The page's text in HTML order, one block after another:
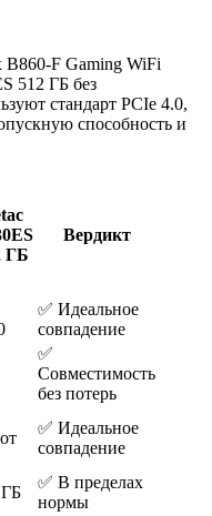
B860-F Gaming WiFi
512 ГБ без
стандарт PCIe 4.0,
способность и
ГБ
Вердикт
✅ Идеальное
совпадение
✅
Совместимость
без потерь
✅ Идеальное
совпадение
✅ В пределах
нормы